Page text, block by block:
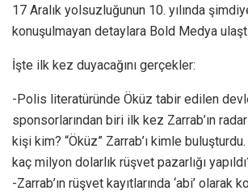
17 Aralık yolsuzluğunun 10. yılında
konuşulmayan detaylara Bold Medya
İşte ilk kez duyacağını gerçekler:
-Polis literatüründe Öküz tabir edilen
sponsorlarından biri ilk kez Zarrab’ın
kişi kim? “Öküz” Zarrab’ı kimle
kaç milyon dolarlık rüşvet pazarlığı
-Zarrab’ın rüşvet kayıtlarında ‘abi’ olarak